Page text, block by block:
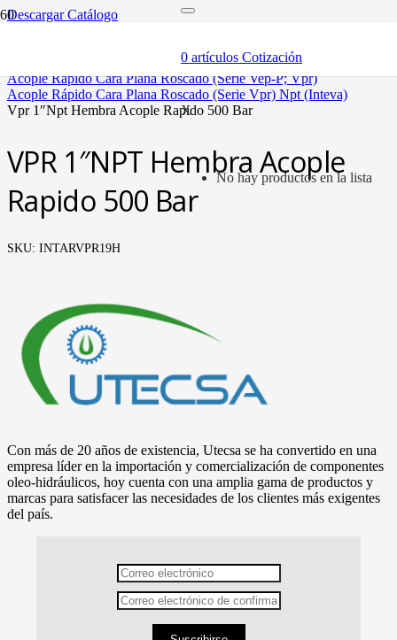
0 artículos Cotización
X
No hay productos en la lista
Descargar Catálogo
acople rápido cara plana roscado (serie vep-p; vpr)
acople rápido cara plana roscado (serie vpr) npt (inteva)
vpr 1″npt hembra acople rapido 500 bar
VPR 1″NPT Hembra Acople
Rapido 500 Bar
SKU: INTARVPR19H
Con más de 20 años de existencia, Utecsa se ha convertido en una
empresa líder en la importación y comercialización de componentes
oleo-hidráulicos, hoy cuenta con una amplia gama de productos y
marcas para satisfacer las necesidades de los clientes más exigentes
del país.